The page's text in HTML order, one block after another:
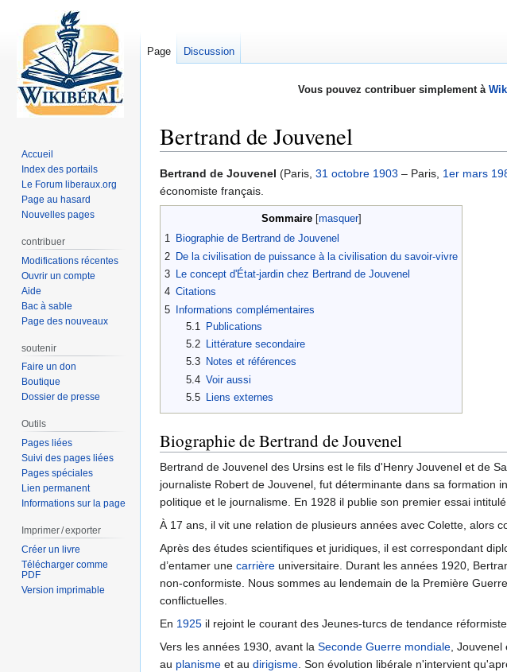
Vous pouvez contribuer simplement à
Bertrand de Jouvenel
Aller
à
la
Aller
à
la
Bertrand de Jouvenel (Paris, 31 octobre 1903 – Paris, 1er mars
économiste français.
Sommaire
1 Biographie de Bertrand de Jouvenel
2 De la civilisation de puissance à la civilisation du savoir-vivre
3 Le concept d'État-jardin chez Bertrand de Jouvenel
4 Citations
5
Informations complémentaires
5.1
Publications
5.2
Littérature secondaire
5.3
Notes et références
5.4 Voir aussi
5.5
Liens externes
Biographie de Bertrand de Jouvenel
Bertrand de Jouvenel des Ursins est le fils d'Henry Jouvenel et de
journaliste Robert de Jouvenel, fut déterminante dans sa formation
politique et le journalisme. En 1928 il publie son premier essai intitulé
À 17 ans, il vit une relation de plusieurs années avec Colette, alors
Après des études scientifiques et juridiques, il est correspondant
d’entamer une carrière universitaire. Durant les années 1920,
non-conformiste. Nous sommes au lendemain de la Première
conflictuelles.
En 1925 il rejoint le courant des Jeunes-turcs de tendance
Vers les années 1930, avant la Seconde Guerre mondiale, Jouvenel
au planisme et au dirigisme. Son évolution libérale n'intervient
Page Discussion
Accueil
Index des portails
Le Forum liberaux.org
Page au hasard
Nouvelles pages
contribuer
Modifications récentes
Ouvrir un compte
Aide
Bac à sable
Page des nouveaux
soutenir
Faire un don
Boutique
Dossier de presse
Outils
Pages liées
Suivi des pages liées
Pages spéciales
Lien permanent
Informations sur la page
Imprimer / exporter
Créer un livre
Télécharger comme
PDF
Version imprimable